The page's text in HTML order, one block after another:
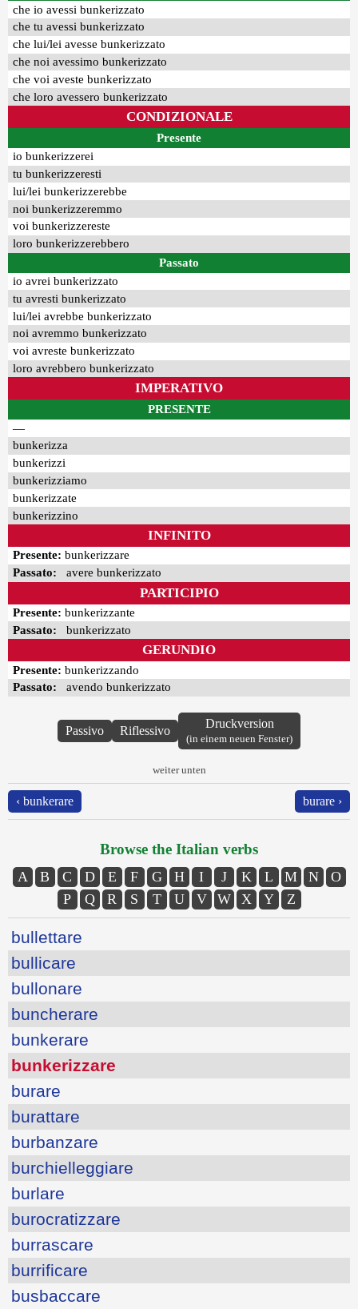
che io avessi bunkerizzato
che tu avessi bunkerizzato
che lui/lei avesse bunkerizzato
che noi avessimo bunkerizzato
che voi aveste bunkerizzato
che loro avessero bunkerizzato
CONDIZIONALE
Presente
io bunkerizzerei
tu bunkerizzeresti
lui/lei bunkerizzerebbe
noi bunkerizzeremmo
voi bunkerizzereste
loro bunkerizzerebbero
Passato
io avrei bunkerizzato
tu avresti bunkerizzato
lui/lei avrebbe bunkerizzato
noi avremmo bunkerizzato
voi avreste bunkerizzato
loro avrebbero bunkerizzato
IMPERATIVO
PRESENTE
—
bunkerizza
bunkerizzi
bunkerizziamo
bunkerizzate
bunkerizzino
INFINITO
Presente: bunkerizzare
Passato: avere bunkerizzato
PARTICIPIO
Presente: bunkerizzante
Passato: bunkerizzato
GERUNDIO
Presente: bunkerizzando
Passato: avendo bunkerizzato
Passivo Riflessivo
Druckversion
(in einem neuen Fenster)
weiter unten
‹ bunkerare burare ›
Browse the Italian verbs
A B C D E F G H I J K L M N
O
P
Q R S T U V W X Y Z
bullettare
bullicare
bullonare
buncherare
bunkerare
bunkerizzare
burare
burattare
burbanzare
burchielleggiare
burlare
burocratizzare
burrascare
burrificare
busbaccare